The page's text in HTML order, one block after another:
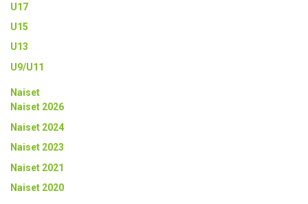
U17
U15
U13
U9/U11
Naiset
Naiset 2026
Naiset 2024
Naiset 2023
Naiset 2021
Naiset 2020